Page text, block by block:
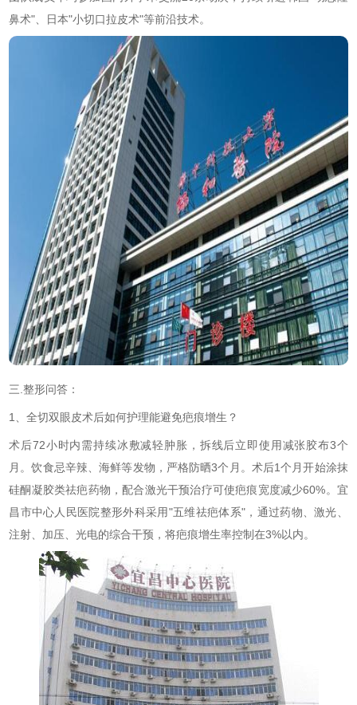
鼻术"、日本"小切口拉皮术"等前沿技术。
三.整形问答：
1、全切双眼皮术后如何护理能避免疤痕增生？
术后72小时内需持续冰敷减轻肿胀，拆线后立即使用减张胶布3个
月。饮食忌辛辣、海鲜等发物，严格防晒3个月。术后1个月开始涂抹
硅酮凝胶类祛疤药物，配合激光干预治疗可使疤痕宽度减少60%。宜
昌市中心人民医院整形外科采用"五维祛疤体系"，通过药物、激光、
注射、加压、光电的综合干预，将疤痕增生率控制在3%以内。